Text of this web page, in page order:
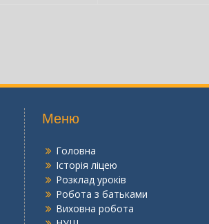
Меню
Головна
Історія ліцею
Розклад уроків
Робота з батьками
Виховна робота